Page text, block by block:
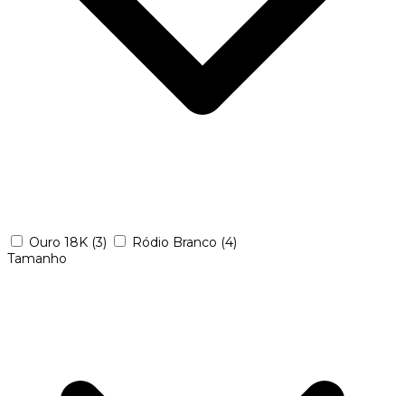
Ouro 18K (3) Ródio Branco (4)
Tamanho